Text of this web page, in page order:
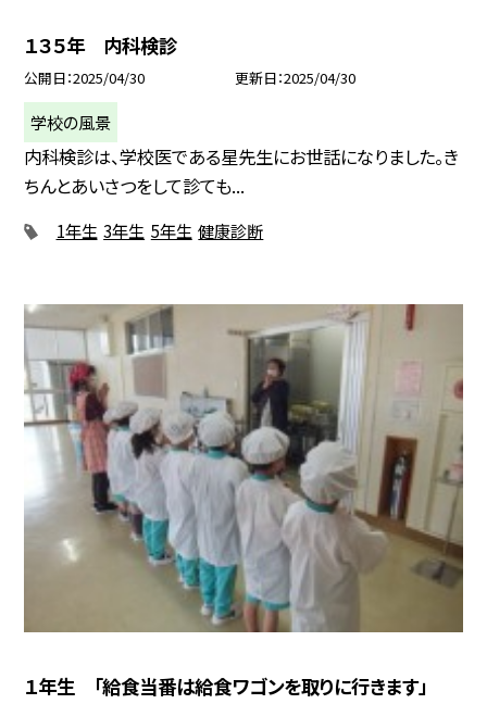
１３５年 内科検診
公開日 2025/04/30 更新日 2025/04/30
学校の風景
内科検診は、学校医である星先生にお世話になりました。き
ちんとあいさつをして診ても...
1年生 3年生 5年生 健康診断
１年生 「給食当番は給食ワゴンを取りに行きます」